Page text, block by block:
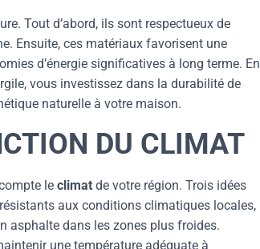
Tout d’abord, ils sont respectueux de
Ensuite, ces matériaux favorisent une
d’énergie significatives à long terme. En
vous investissez dans la durabilité de
naturelle à votre maison.
DU CLIMAT
le climat de votre région. Trois idées
aux conditions climatiques locales,
asphalte dans les zones plus froides.
une température adéquate à